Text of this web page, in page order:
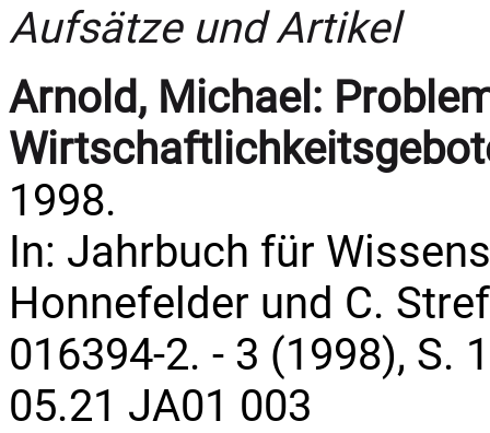
Aufsätze und Artikel
Arnold, Michael:
1998.
In: Jahrbuch für
Honnefelder und C.
016394-2. - 3 (1998), S.
05.21 JA01 003